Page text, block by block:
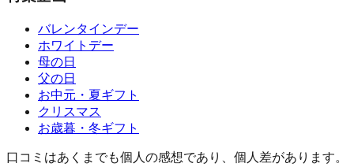
バレンタインデー
ホワイトデー
母の日
父の日
お中元・夏ギフト
クリスマス
お歳暮・冬ギフト
口コミはあくまでも個人の感想であり、個人差があります。